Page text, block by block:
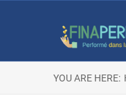
YOU ARE HERE: